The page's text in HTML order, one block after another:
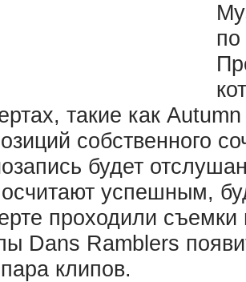
по
такие как
собственного
будет
успешным,
проходили
Dans Ramblers
клипов.